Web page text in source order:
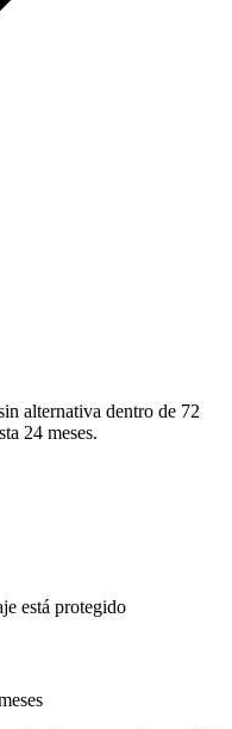
alternativa dentro de 72
24 meses.
está protegido